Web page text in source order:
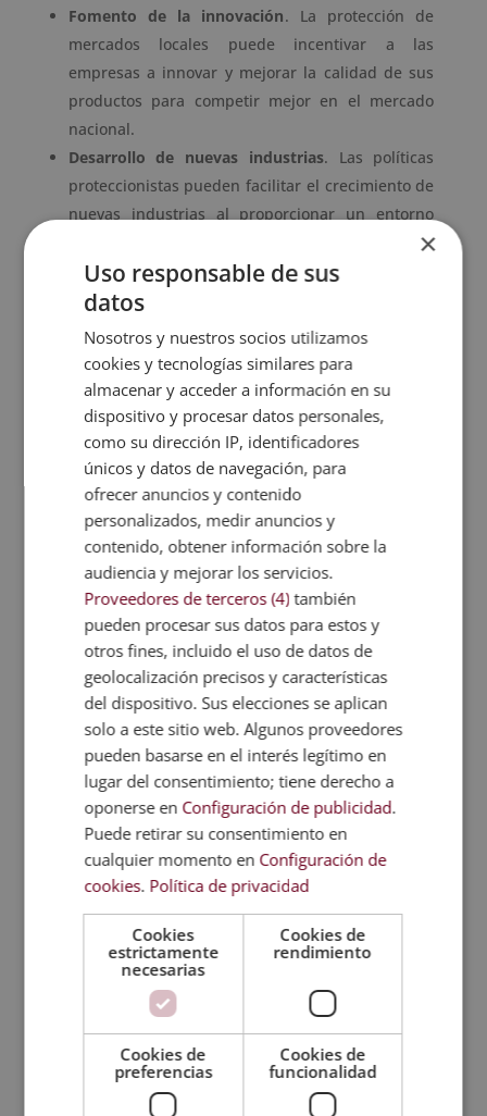
Fomento de la innovación. La protección de
mercados locales puede incentivar a las
empresas a innovar y mejorar la calidad de sus
productos para competir mejor en el mercado
nacional.
Desarrollo de nuevas industrias. Las políticas
proteccionistas pueden facilitar el crecimiento de
nuevas industrias al proporcionar un entorno
seguro para su desarrollo sin la competencia de
empresas extranjeras consolidadas.
Desventajas del proteccionismo
A pesar de ello, existen contras del proteccionismo
que hay que considerar:
Aumento de precios. Las barreras comerciales,
como aranceles y cuotas, pueden llevar a un
aumento en los precios de los productos
nacionales y afectar a los consumidores.
Ineficiencia económica
. La protección de
industrias menos competitivas puede llevar a la
ineficiencia, ya que estas empresas no tienen
incentivos para mejorar.
Riesgo de represalias. Otros países pueden
responder al proteccionismo con medidas
similares, lo que puede llevar a una guerra
comercial y afectar las relaciones internacionales
negativamente.
Desincentivo a al exportación. El enfoque
proteccionista puede resultar en que otros países
restrinjan sus importaciones de productos
nacionales, perjudicando a los exportadores
Pros y contras del comercio exterior
Veamos a continuación qué ventajas y desventajas
tiene el comercio exterior.
Ventajas del comercio exterior
Las principales ventajas del comercio exterior son:
×
Uso responsable de sus
datos
Nosotros y nuestros socios utilizamos
cookies y tecnologías similares para
almacenar y acceder a información en su
dispositivo y procesar datos personales,
como su dirección IP, identificadores
únicos y datos de navegación, para
ofrecer anuncios y contenido
personalizados, medir anuncios y
contenido, obtener información sobre la
audiencia y mejorar los servicios.
Proveedores de terceros (4) también
pueden procesar sus datos para estos y
otros fines, incluido el uso de datos de
geolocalización precisos y características
del dispositivo. Sus elecciones se aplican
solo a este sitio web. Algunos proveedores
pueden basarse en el interés legítimo en
lugar del consentimiento; tiene derecho a
oponerse en Configuración de publicidad.
Puede retirar su consentimiento en
cualquier momento en Configuración de
cookies. Política de privacidad
Cookies
estrictamente
necesarias
Cookies de
rendimiento
Cookies de
preferencias
Cookies de
funcionalidad